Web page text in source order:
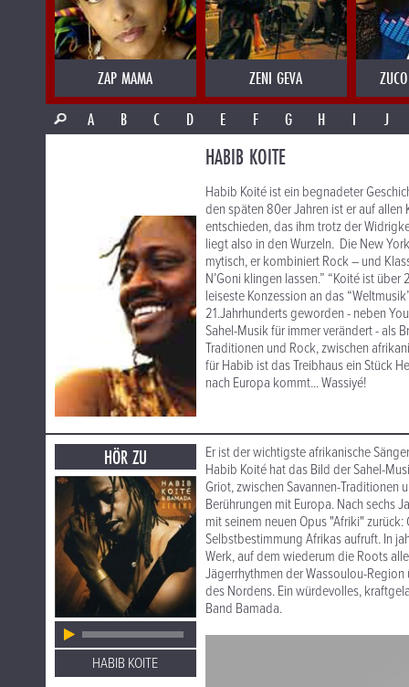
ZAP MAMA ZENI GEVA
A
B C D E F G H I J
HABIB KOITE
Habib Koité ist ein begnadeter
den späten 80er Jahren ist er auf
entschieden, das ihm trotz der
liegt also in den Wurzeln. Die New
mytisch, er kombiniert Rock – und
N’Goni klingen lassen.” “Koité ist
leiseste Konzession an das
21.Jahrhunderts geworden - neben
Sahel-Musik für immer verändert - als
Traditionen und Rock, zwischen
für Habib ist das Treibhaus ein Stück
nach Europa kommt... Wassiyé!
HÖR ZU
HABIB KOITE
Er ist der wichtigste afrikanische
Habib Koité hat das Bild der Sahel-
Griot, zwischen Savannen-
Berührungen mit Europa. Nach sechs
mit seinem neuen Opus "Afriki"
Selbstbestimmung Afrikas aufruft. In
Werk, auf dem wiederum die Roots
Jägerrhythmen der Wassoulou-
des Nordens. Ein würdevolles,
Band Bamada.